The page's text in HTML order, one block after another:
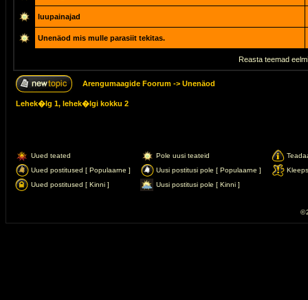
luupainajad
Unenäod mis mulle parasiit tekitas.
Reasta teemad
Arengumaagide Foorum -> Unenäod
Lehek�lg 1, lehek�lgi kokku 2
Uued teated Pole uusi teateid
Uued postitused [ Populaarne ]
Uusi postitusi pole [ Populaarne ]
Kleeps
Uued postitused [ Kinni ]
Uusi postitusi pole [ Kinni ]
©